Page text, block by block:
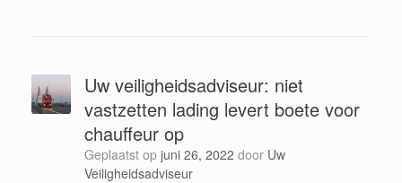
Uw veiligheidsadviseur: niet
vastzetten lading levert boete voor
chauffeur op
Geplaatst op juni 26, 2022 door Uw
Veiligheidsadviseur